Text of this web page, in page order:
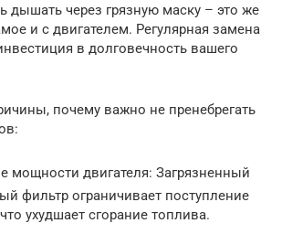
дышать через грязную маску – это же
и с двигателем. Регулярная замена
в долговечность вашего
почему важно не пренебрегать
мощности двигателя: Загрязненный
фильтр ограничивает поступление
ухудшает сгорание топлива.